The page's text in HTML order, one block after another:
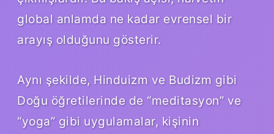
global anlamda ne kadar evrensel bir
arayış olduğunu gösterir.
Aynı şekilde, Hinduizm ve Budizm gibi
Doğu öğretilerinde de “meditasyon” ve
“yoga” gibi uygulamalar, kişinin